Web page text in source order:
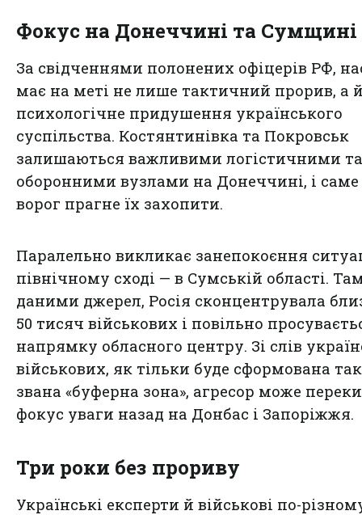
Фокус на Донеччині та Сумщині
За свідченнями полонених офіцерів РФ,
має на меті не лише тактичний прорив, а
психологічне придушення українського
суспільства. Костянтинівка та Покровськ
залишаються важливими логістичними та
оборонними вузлами на Донеччині, і
ворог прагне їх захопити.
Паралельно викликає занепокоєння
північному сході — в Сумській області.
даними джерел, Росія сконцентрувала
50 тисяч військових і повільно
напрямку обласного центру. Зі слів
військових, як тільки буде сформована так
звана «буферна зона», агресор може
фокус уваги назад на Донбас і Запоріжжя.
Три роки без прориву
Українські експерти й військові по-